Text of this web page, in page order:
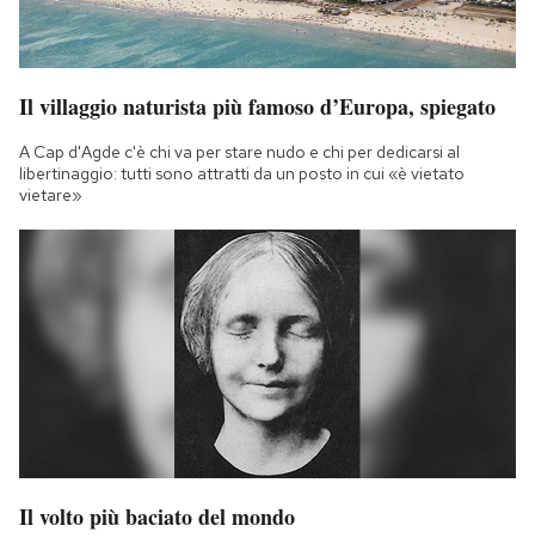
Area Personale
Newsletter
Notifiche mobile
Hai bisogno di aiuto?
Esci
Il villaggio naturista più famoso d’Europa, spiegato
A Cap d'Agde c'è chi va per stare nudo e chi per dedicarsi al
libertinaggio: tutti sono attratti da un posto in cui «è vietato
vietare»
Il volto più baciato del mondo